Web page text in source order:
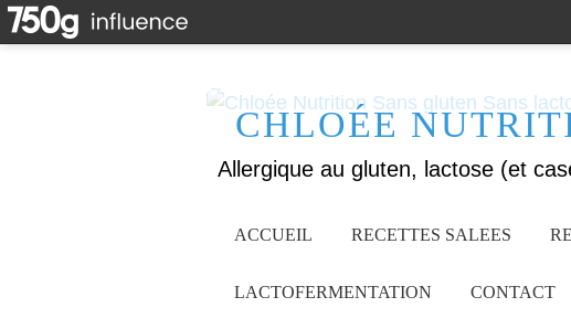
CHLOÉE
ACCUEIL RECETTES SALEES
LACTOFERMENTATION CONTACT